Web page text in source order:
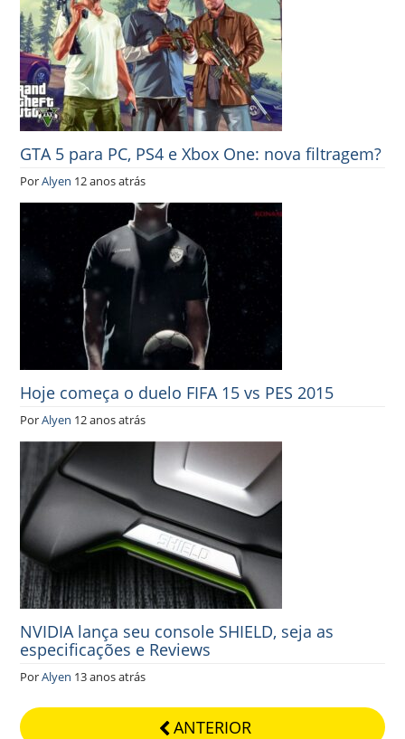
GTA 5 para PC, PS4 e Xbox One: nova filtragem?
PorAlyen 12 anos atrás
Hoje começa o duelo FIFA 15 vs PES 2015
PorAlyen 12 anos atrás
NVIDIA lança seu console SHIELD, seja as
especificações e Reviews
PorAlyen 13 anos atrás
ANTERIOR